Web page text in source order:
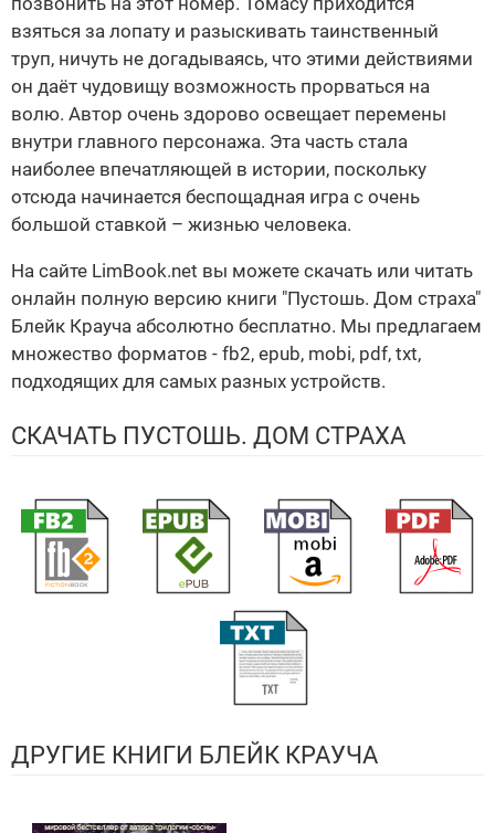
взяться за лопату и разыскивать таинственный
труп, ничуть не догадываясь, что этими действиями
он даёт чудовищу возможность прорваться на
волю. Автор очень здорово освещает перемены
внутри главного персонажа. Эта часть стала
наиболее впечатляющей в истории, поскольку
отсюда начинается беспощадная игра с очень
большой ставкой – жизнью человека.
На сайте LimBook.net вы можете скачать или читать
онлайн полную версию книги "Пустошь. Дом страха"
Блейк Крауча абсолютно бесплатно. Мы предлагаем
множество форматов - fb2, epub, mobi, pdf, txt,
подходящих для самых разных устройств.
СКАЧАТЬ ПУСТОШЬ. ДОМ СТРАХА
ДРУГИЕ КНИГИ БЛЕЙК КРАУЧА